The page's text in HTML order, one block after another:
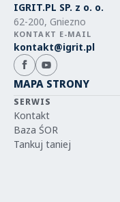
IGRIT.PL SP. z o. o.
62-200, Gniezno
KONTAKT E-MAIL
kontakt@igrit.pl
MAPA STRONY
SERWIS
Kontakt
Baza ŚOR
Tankuj taniej